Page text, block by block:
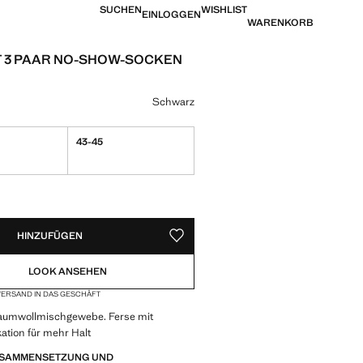
SUCHENEINLOGGENWISHLIST
WARENKORB
3 PAAR NO-SHOW-SOCKEN
[CHF 15.95 ]
Farbe
Schwarz
43-45
HINZUFÜGEN ALS FAVORIT SPEICHERN
LOOK ANSEHEN
IN DAS GESCHÄFT
Ferse mit
für mehr Halt
UND